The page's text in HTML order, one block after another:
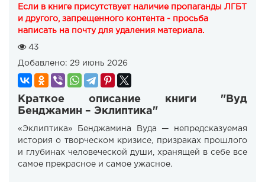
Если в книге присутствует наличие пропаганды ЛГБТ
и другого, запрещенного контента - просьба
написать на почту для удаления материала.
43
Добавлено: 29 июнь 2026
Краткое описание книги "Вуд
Бенджамин – Эклиптика"
«Эклиптика» Бенджамина Вуда — непредсказуемая
история о творческом кризисе, призраках прошлого
и глубинах человеческой души, хранящей в себе все
самое прекрасное и самое ужасное.